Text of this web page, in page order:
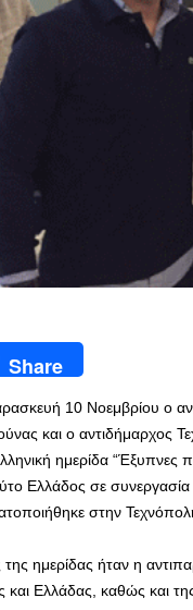
Share
10 Νοεμβρίου ο
και ο αντιδήμαρχος
ημερίδα
Ελλάδος σε
στην
της ημερίδας ήταν η
και Ελλάδας, καθώς και